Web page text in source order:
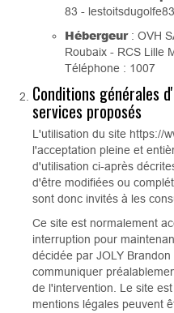
83 -
Hébergeur: OVH
Roubaix - RCS Lille
Téléphone : 1007
Conditions générales
services proposés
L'utilisation du site https://
l'acceptation pleine et
d'utilisation ci-après
d'être modifiées ou
sont donc invités à les
Ce site est normalement
interruption pour
décidée par JOLY
communiquer
de l'intervention. Le site
mentions légales peuvent